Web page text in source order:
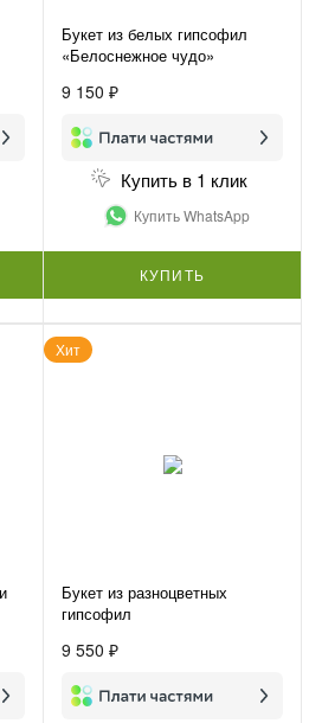
Букет из белых гипсофил
«Белоснежное чудо»
9 150 ₽
Купить в 1 клик
Купить WhatsApp
КУПИТЬ
Хит
Букет из разноцветных
гипсофил
9 550 ₽